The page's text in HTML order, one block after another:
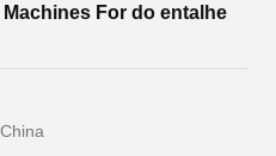
For do entalhe